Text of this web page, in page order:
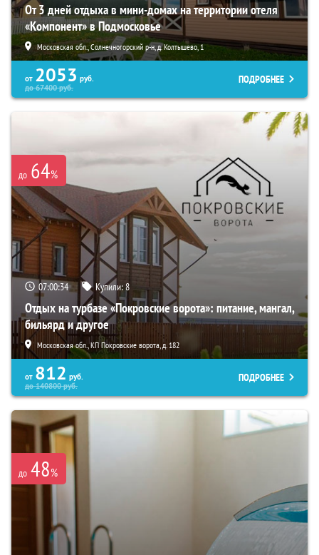
От 3 дней отдыха в мини-домах на территории отеля
«Компонент» в Подмосковье
Московская обл., Солнечногорский р-н, д. Колтышево, 1
от 2053 руб.
до67400руб.
ПОДРОБНЕЕ
до 64%
07:00:33 Купили:8
Отдых на турбазе «Покровские ворота»: питание, мангал,
бильярд и другое
Московская обл., КП Покровские ворота, д. 182
от 812 руб.
до140800руб.
ПОДРОБНЕЕ
до 48%